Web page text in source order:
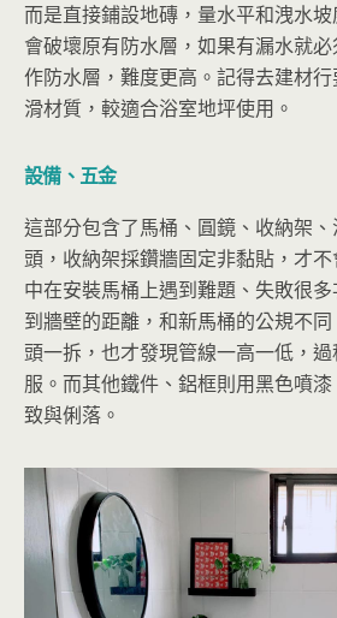
而是直接鋪設地磚，量水平和洩水
會破壞原有防水層，如果有漏水就
作防水層，難度更高。記得去建材
滑材質，較適合浴室地坪使用。
設備、五金
這部分包含了馬桶、圓鏡、收納架
頭，收納架採鑽牆固定非黏貼，才
中在安裝馬桶上遇到難題、失敗很
到牆壁的距離，和新馬桶的公規不
頭一拆，也才發現管線一高一低，
服。而其他鐵件、鋁框則用黑色噴
致與俐落。